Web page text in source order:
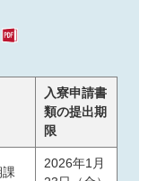
せ English 資料請求
入寮申請書
類の提出期
限
2026年1月